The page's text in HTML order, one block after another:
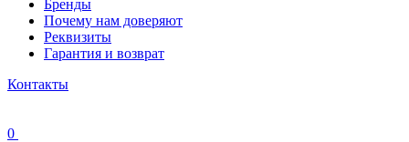
Бренды
Почему нам доверяют
Реквизиты
Гарантия и возврат
Контакты
0